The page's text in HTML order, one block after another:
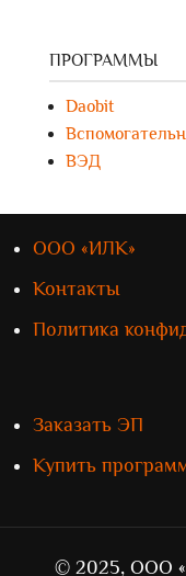
ПРОГРАММЫ
Daobit
ВЭД
ООО «ИЛК»
Контакты
Политика
Заказать ЭП
Купить
© 2025, ООО